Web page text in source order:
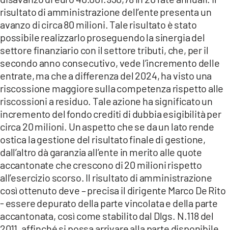
risultato di amministrazione dell’ente presenta un
avanzo di circa 80 milioni. Tale risultato è stato
possibile realizzarlo proseguendo la sinergia del
settore finanziario con il settore tributi, che, per il
secondo anno consecutivo, vede l’incremento delle
entrate, ma che a differenza del 2024, ha visto una
riscossione maggiore sulla competenza rispetto alle
riscossioni a residuo. Tale azione ha significato un
incremento del fondo crediti di dubbia esigibilità per
circa 20 milioni. Un aspetto che se da un lato rende
ostica la gestione del risultato finale di gestione,
dall’altro dà garanzia all’ente in merito alle quote
accantonate che crescono di 20 milioni rispetto
all’esercizio scorso. Il risultato di amministrazione
così ottenuto deve – precisa il dirigente Marco De Rito
- essere depurato della parte vincolata e della parte
accantonata, così come stabilito dal Dlgs. N.118 del